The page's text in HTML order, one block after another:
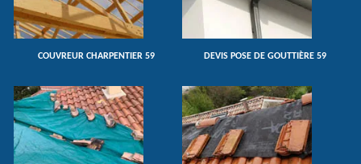
COUVREUR CHARPENTIER 59 DEVIS POSE DE GOUTTIÈRE 59